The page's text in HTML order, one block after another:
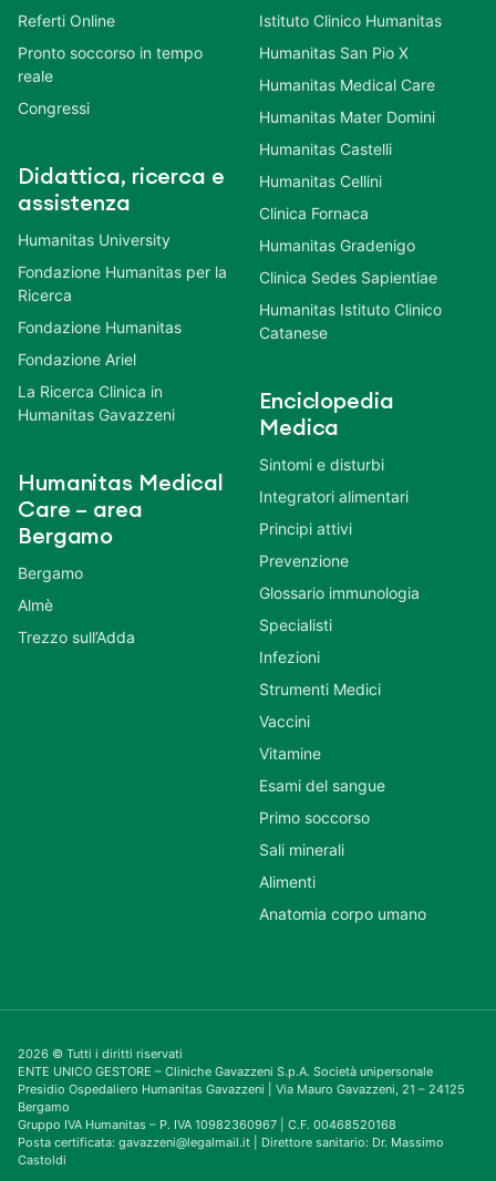
Referti Online
Pronto soccorso in tempo
reale
Congressi
Didattica, ricerca e
assistenza
Humanitas University
Fondazione Humanitas per la
Ricerca
Fondazione Humanitas
Fondazione Ariel
La Ricerca Clinica in
Humanitas Gavazzeni
Humanitas Medical
Care – area
Bergamo
Bergamo
Almè
Trezzo sull’Adda
Istituto Clinico Humanitas
Humanitas San Pio X
Humanitas Medical Care
Humanitas Mater Domini
Humanitas Castelli
Humanitas Cellini
Clinica Fornaca
Humanitas Gradenigo
Clinica Sedes Sapientiae
Humanitas Istituto Clinico
Catanese
Enciclopedia
Medica
Sintomi e disturbi
Integratori alimentari
Principi attivi
Prevenzione
Glossario immunologia
Specialisti
Infezioni
Strumenti Medici
Vaccini
Vitamine
Esami del sangue
Primo soccorso
Sali minerali
Alimenti
Anatomia corpo umano
2026 © Tutti i diritti riservati
ENTE UNICO GESTORE – Cliniche Gavazzeni S.p.A. Società unipersonale
Presidio Ospedaliero Humanitas Gavazzeni | Via Mauro Gavazzeni, 21 – 24125
Bergamo
Gruppo IVA Humanitas – P. IVA 10982360967 | C.F. 00468520168
Posta certificata: gavazzeni@legalmail.it | Direttore sanitario: Dr. Massimo
Castoldi